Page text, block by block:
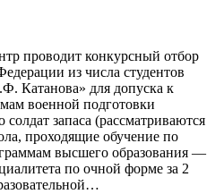
проводит конкурсный отбор
из числа студентов
Катанова» для допуска к
военной подготовки
солдат запаса (рассматриваются
проходящие обучение по
высшего образования —
по очной форме за 2